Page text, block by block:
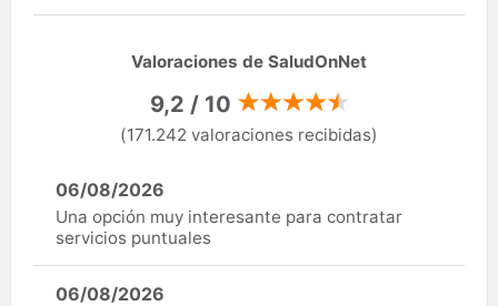
Valoraciones de SaludOnNet
9,2 / 10
(171.242 valoraciones recibidas)
06/08/2026
Una opción muy interesante para contratar
servicios puntuales
06/08/2026